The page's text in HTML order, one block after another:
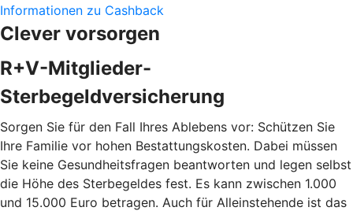
Informationen zu Cashback
Clever vorsorgen
R+V-Mitglieder-
Sterbegeldversicherung
Sorgen Sie für den Fall Ihres Ablebens vor: Schützen Sie
Ihre Familie vor hohen Bestattungskosten. Dabei müssen
Sie keine Gesundheitsfragen beantworten und legen selbst
die Höhe des Sterbegeldes fest. Es kann zwischen 1.000
und 15.000 Euro betragen. Auch für Alleinstehende ist das